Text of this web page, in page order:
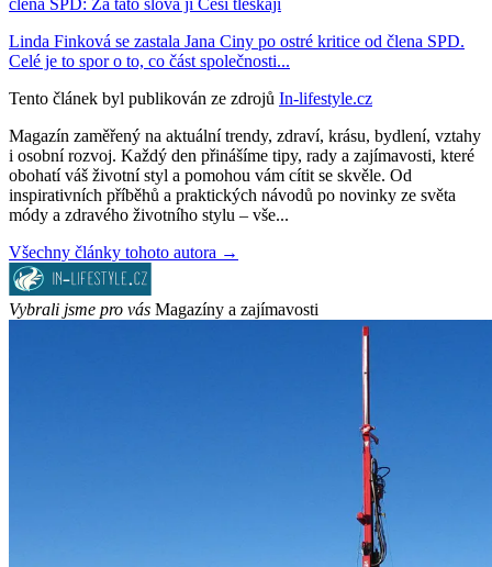
člena SPD: Za tato slova jí Češi tleskají
Linda Finková se zastala Jana Ciny po ostré kritice od člena SPD.
Celé je to spor o to, co část společnosti...
Tento článek byl publikován ze zdrojů In-lifestyle.cz
Magazín zaměřený na aktuální trendy, zdraví, krásu, bydlení, vztahy
i osobní rozvoj. Každý den přinášíme tipy, rady a zajímavosti, které
obohatí váš životní styl a pomohou vám cítit se skvěle. Od
inspirativních příběhů a praktických návodů po novinky ze světa
módy a zdravého životního stylu – vše...
Všechny články tohoto autora →
Vybrali jsme pro vás Magazíny a zajímavosti